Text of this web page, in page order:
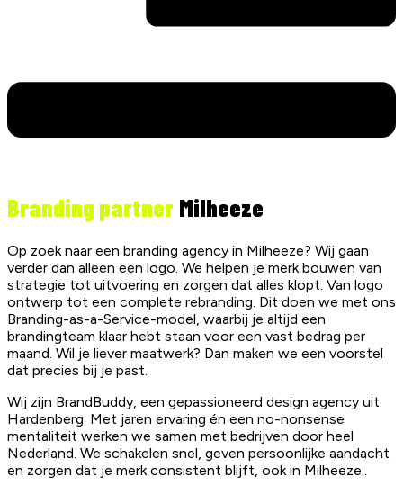
Branding partner Milheeze
Op zoek naar een branding agency in Milheeze? Wij gaan
verder dan alleen een logo. We helpen je merk bouwen van
strategie tot uitvoering en zorgen dat alles klopt. Van logo
ontwerp tot een complete rebranding. Dit doen we met ons
Branding-as-a-Service-model, waarbij je altijd een
brandingteam klaar hebt staan voor een vast bedrag per
maand. Wil je liever maatwerk? Dan maken we een voorstel
dat precies bij je past.
Wij zijn BrandBuddy, een gepassioneerd design agency uit
Hardenberg. Met jaren ervaring én een no-nonsense
mentaliteit werken we samen met bedrijven door heel
Nederland. We schakelen snel, geven persoonlijke aandacht
en zorgen dat je merk consistent blijft, ook in Milheeze..